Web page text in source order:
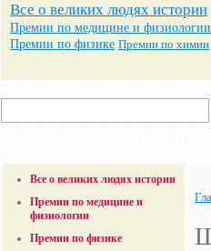
Все о великих людях истории
Премии по медицине и физиологии
Премии по физике Премии по химии
Все о великих людях истории
Премии по медицине и
физиологии
Премии по физике